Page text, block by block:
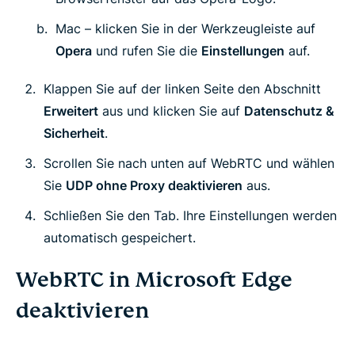
Mac – klicken Sie in der Werkzeugleiste auf
Opera und rufen Sie die Einstellungen auf.
Klappen Sie auf der linken Seite den Abschnitt
Erweitert aus und klicken Sie auf Datenschutz &
Sicherheit.
Scrollen Sie nach unten auf WebRTC und wählen
Sie UDP ohne Proxy deaktivieren aus.
Schließen Sie den Tab. Ihre Einstellungen werden
automatisch gespeichert.
WebRTC in Microsoft Edge
deaktivieren